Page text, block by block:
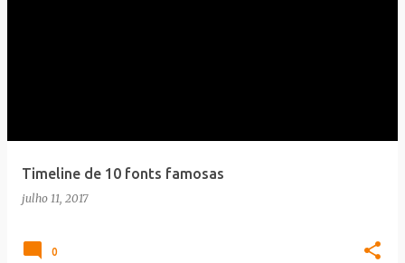
Timeline de 10 fonts famosas
julho 11, 2017
0